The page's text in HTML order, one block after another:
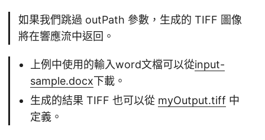
如果我們跳過 outPath 參數，生成的 TIFF 圖像
將在響應流中返回。
上例中使用的輸入word文檔可以從input-
sample.docx下載。
生成的結果 TIFF 也可以從 myOutput.tiff 中
定義。